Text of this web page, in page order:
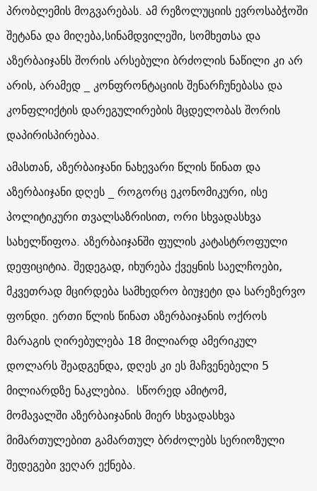
პრობლემის მოგვარებას. ამ რეზოლუციის ევროსაბჭოში
შეტანა და მიღება,სინამდვილეში, სომხეთსა და
აზერბაიჯანს შორის არსებული ბრძოლის ნაწილი კი არ
არის, არამედ _ კონფრონტაციის შენარჩუნებასა და
კონფლიქტის დარეგულირების მცდელობას შორის
დაპირისპირებაა.
ამასთან, აზერბაიჯანი ნახევარი წლის წინათ და
აზერბაიჯანი დღეს _ როგორც ეკონომიკური, ისე
პოლიტიკური თვალსაზრისით, ორი სხვადასხვა
სახელწიფოა. აზერბაიჯანში ფულის კატასტროფული
დეფიციტია. შედეგად, იხურება ქვეყნის საელჩოები,
მკვეთრად მცირდება სამხედრო ბიუჯეტი და სარეზერვო
ფონდი. ერთი წლის წინათ აზერბაიჯანის ოქროს
მარაგის ღირებულება 18 მილიარდ ამერიკულ
დოლარს შეადგენდა, დღეს კი ეს მაჩვენებელი 5
მილიარდზე ნაკლებია. სწორედ ამიტომ,
მომავალში აზერბაიჯანის მიერ სხვადასხვა
მიმართულებით გამართულ ბრძოლებს სერიოზული
შედეგები ვეღარ ექნება.